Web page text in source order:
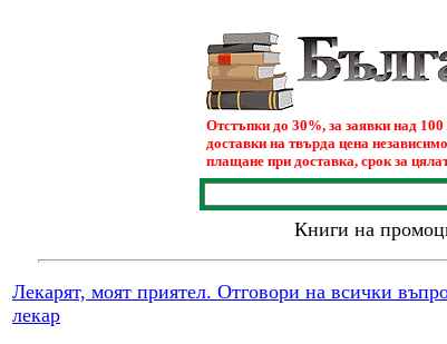
Отстъпки до 30%, за заявки над
доставки на твърда цена
плащане при доставка, срок за
Книги на
Лекарят, моят приятел. Отговори на всички
лекар